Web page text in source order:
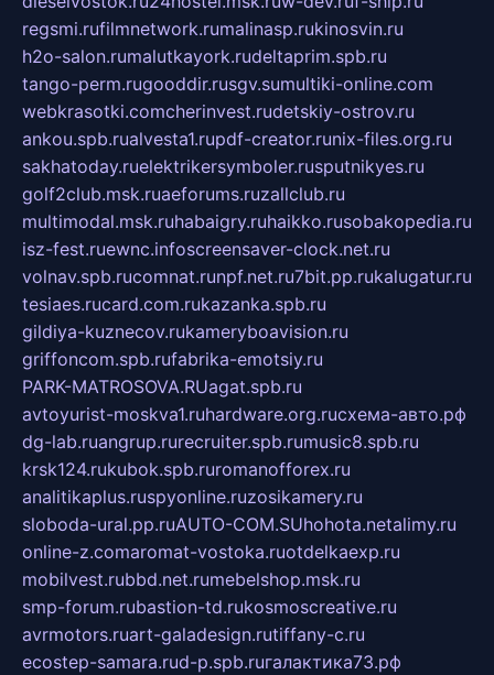
regsmi.rufilmnetwork.rumalinasp.rukinosvin.ru
h2o-salon.rumalutkayork.rudeltaprim.spb.ru
tango-perm.rugooddir.rusgv.sumultiki-online.com
webkrasotki.comcherinvest.rudetskiy-ostrov.ru
ankou.spb.rualvesta1.rupdf-creator.runix-files.org.ru
sakhatoday.ruelektrikersymboler.rusputnikyes.ru
golf2club.msk.ruaeforums.ruzallclub.ru
multimodal.msk.ruhabaigry.ruhaikko.rusobakopedia.ru
isz-fest.ruewnc.infoscreensaver-clock.net.ru
volnav.spb.rucomnat.runpf.net.ru7bit.pp.rukalugatur.ru
tesiaes.rucard.com.rukazanka.spb.ru
gildiya-kuznecov.rukameryboavision.ru
griffoncom.spb.rufabrika-emotsiy.ru
PARK-MATROSOVA.RUagat.spb.ru
avtoyurist-moskva1.ruhardware.org.ruсхема-авто.рф
dg-lab.ruangrup.rurecruiter.spb.rumusic8.spb.ru
krsk124.rukubok.spb.ruromanofforex.ru
analitikaplus.ruspyonline.ruzosikamery.ru
sloboda-ural.pp.ruAUTO-COM.SUhohota.netalimy.ru
online-z.comaromat-vostoka.ruotdelkaexp.ru
mobilvest.rubbd.net.rumebelshop.msk.ru
smp-forum.rubastion-td.rukosmoscreative.ru
avrmotors.ruart-galadesign.rutiffany-c.ru
ecostep-samara.rud-p.spb.ruгалактика73.рф